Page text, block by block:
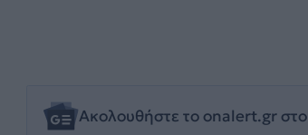
Ακολουθήστε το onalert.gr στο